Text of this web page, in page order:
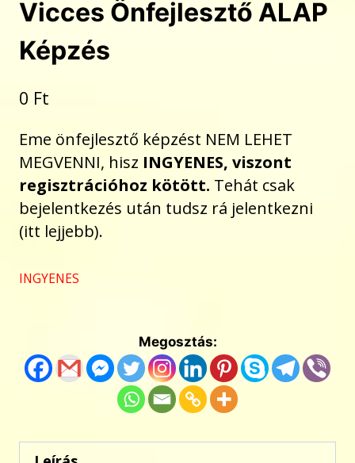
Vicces Önfejlesztő ALAP
Képzés
0 Ft
Eme önfejlesztő képzést NEM LEHET
MEGVENNI, hisz INGYENES, viszont
regisztrációhoz kötött. Tehát csak
bejelentkezés után tudsz rá jelentkezni
(itt lejjebb).
INGYENES
Megosztás: